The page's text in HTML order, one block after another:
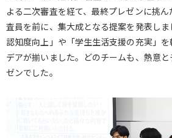
よる二次審査を経て、最終プレゼンに挑
査員を前に、集大成となる提案を発表し
認知度向上」や「学生生活支援の充実」
デアが揃いました。どのチームも、熱意
ゼンでした。